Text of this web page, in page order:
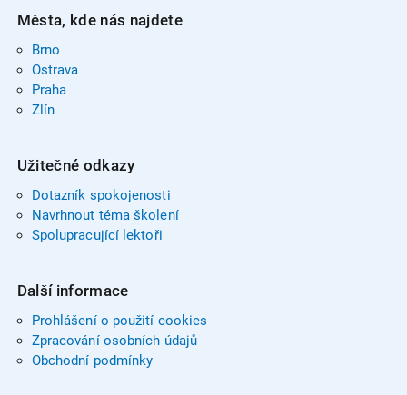
Města, kde nás najdete
Brno
Ostrava
Praha
Zlín
Užitečné odkazy
Dotazník spokojenosti
Navrhnout téma školení
Spolupracující lektoři
Další informace
Prohlášení o použití cookies
Zpracování osobních údajů
Obchodní podmínky